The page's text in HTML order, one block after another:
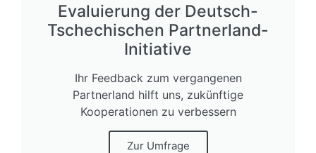
Evaluierung der Deutsch-
Tschechischen Partnerland-
Initiative
Ihr Feedback zum vergangenen
Partnerland hilft uns, zukünftige
Kooperationen zu verbessern
Zur Umfrage